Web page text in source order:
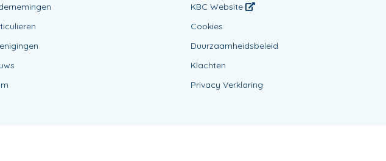
KBC Website
Cookies
Duurzaamheidsbeleid
Klachten
Privacy Verklaring